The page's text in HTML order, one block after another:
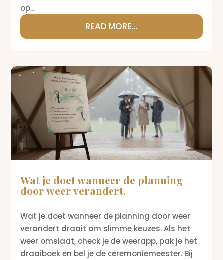
op...
READ MORE...
Wat je doet wanneer de planning
door weer verandert.
Wat je doet wanneer de planning door weer
verandert draait om slimme keuzes. Als het
weer omslaat, check je de weerapp, pak je het
draaiboek en bel je de ceremoniemeester. Bij